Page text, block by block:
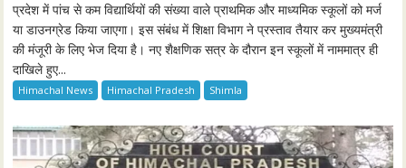
प्रदेश में पांच से कम विद्यार्थियों की संख्या वाले प्राथमिक और माध्यमिक स्कूलों को मर्ज
या डाउनग्रेड किया जाएगा। इस संबंध में शिक्षा विभाग ने प्रस्ताव तैयार कर मुख्यमंत्री
की मंजूरी के लिए भेज दिया है। नए शैक्षणिक सत्र के दौरान इन स्कूलों में नाममात्र ही
दाखिले हुए...
Himachal News Himachal Pradesh Shimla